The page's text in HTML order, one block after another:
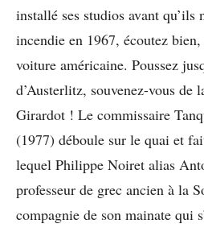
installé ses studios avant qu’ils
incendie en 1967, écoutez
voiture américaine. Poussez
d’Austerlitz, souvenez-vous de
Girardot ! Le commissaire
(1977) déboule sur le quai et
lequel Philippe Noiret alias
professeur de grec ancien à la
compagnie de son mainate qui